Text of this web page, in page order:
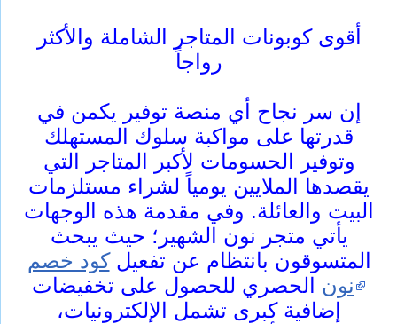
أقوى كوبونات المتاجر الشاملة والأكثر
رواجاً
إن سر نجاح أي منصة توفير يكمن في
قدرتها على مواكبة سلوك المستهلك
وتوفير الحسومات لأكبر المتاجر التي
يقصدها الملايين يومياً لشراء مستلزمات
البيت والعائلة. وفي مقدمة هذه الوجهات
يأتي متجر نون الشهير؛ حيث يبحث
المتسوقون بانتظام عن تفعيلكود خصم
نون الحصري للحصول على تخفيضات
إضافية كبرى تشمل الإلكترونيات،